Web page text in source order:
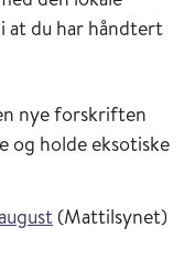
at du har håndtert
nye forskriften
og holde eksotiske
(Mattilsynet)